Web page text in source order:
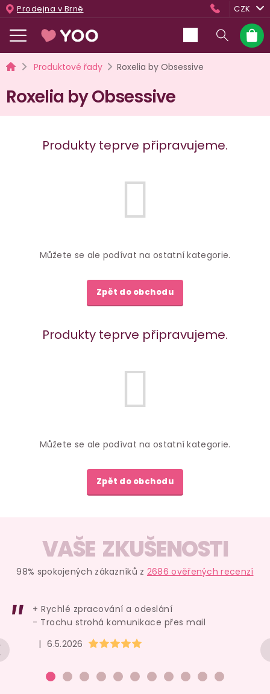
Přejít
na
obsah
Prodejna v Brně CZK
košík
DomůProduktové řady Roxelia by Obsessive
Roxelia by Obsessive
Produkty teprve připravujeme.
Můžete se ale podívat na ostatní kategorie.
Zpět do obchodu
Produkty teprve připravujeme.
Můžete se ale podívat na ostatní kategorie.
Zpět do obchodu
VAŠE ZKUŠENOSTI
98% spokojených zákazníků z 2686 ověřených recenzí
Hodnocení obchodu je 5 z 5 hvězdiček.
| 6.5.2026
+ Rychlé zpracování a odeslání
- Trochu strohá komunikace přes mail